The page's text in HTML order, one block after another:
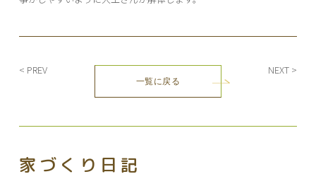
< PREV NEXT >
一覧に戻る
家づくり日記